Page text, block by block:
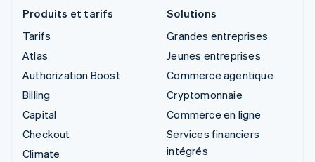
Produits et tarifs
Tarifs
Atlas
Authorization Boost
Billing
Capital
Checkout
Climate
Solutions
Grandes entreprises
Jeunes entreprises
Commerce agentique
Cryptomonnaie
Commerce en ligne
Services financiers
intégrés